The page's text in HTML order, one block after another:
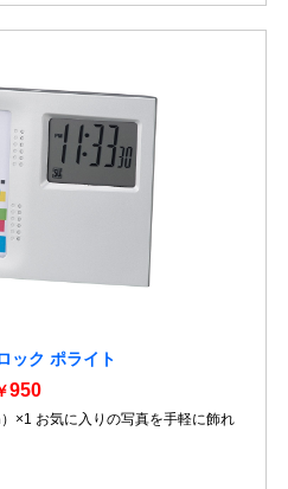
ック ポライト
950
×1 お気に入りの写真を手軽に飾れ